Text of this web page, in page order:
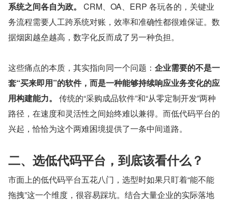
系统之间各自为政。
CRM、OA、ERP 各玩各的，关键业
务流程需要人工跨系统对账，效率和准确性都很难保证。数
据烟囱越垒越高，数字化反而成了另一种负担。
这些痛点的本质，其实指向同一个问题： 企业需要的不是一
套“买来即用”的软件，而是一种能够持续响应业务变化的应
用构建能力。
传统的“采购成品软件”和“从零定制开发”两种
路径，在速度和灵活性之间始终难以兼得。而低代码平台的
兴起，恰恰为这个两难困境提供了一条中间道路。
二、选低代码平台，到底该看什么？
市面上的低代码平台五花八门，选型时如果只盯着“能不能
拖拽”这一个维度，很容易踩坑。结合大量企业的实际落地